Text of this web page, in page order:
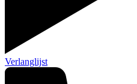
Verlanglijst